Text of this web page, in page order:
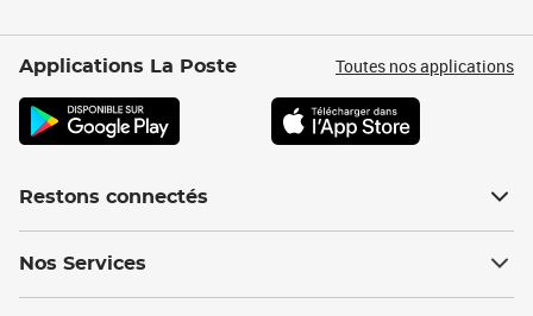
Applications La Poste Toutes nos applications
Restons connectés
Nos Services